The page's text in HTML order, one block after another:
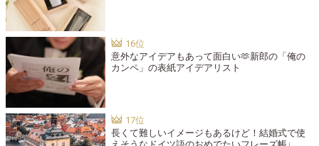
意外なアイデアもあって面白い🫶新郎の「俺の
カンペ」の表紙アイデアリスト
長くて難しいイメージもあるけど！結婚式で使